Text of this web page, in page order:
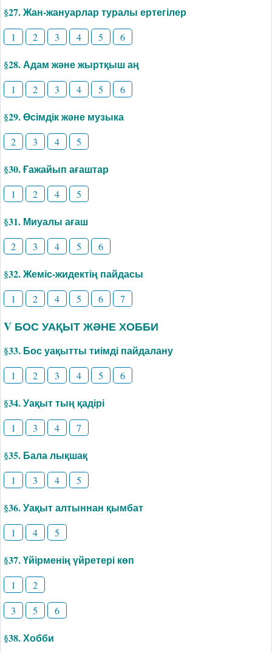
§27. Жан-жануарлар туралы ертегілер
1 2 3 4 5 6
§28. Адам және жыртқыш аң
1 2 3 4 5 6
§29. Өсімдік және музыка
2 3 4 5
§30. Ғажайып ағаштар
1 2 4 5
§31. Миуалы ағаш
2 3 4 5 6
§32. Жеміс-жидектің пайдасы
1 2 4 5 6 7
V БОС УАҚЫТ ЖӘНЕ ХОББИ
§33. Бос уақытты тиімді пайдалану
1 2 3 4 5 6
§34. Уақыт тың қадірі
1 3 4 7
§35. Бала лықшақ
1 3 4 5
§36. Уақыт алтыннан қымбат
1 4 5
§37. Үйірменің үйретері көп
1
2
3
5 6
§38. Хобби